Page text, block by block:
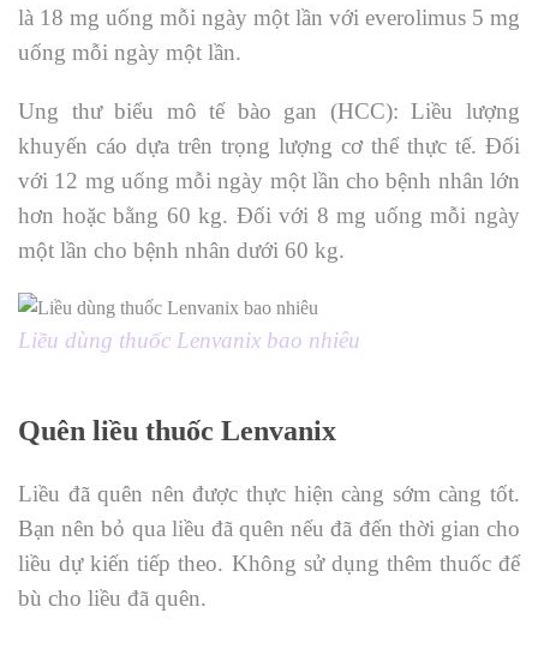
là 18 mg uống mỗi ngày một lần với everolimus 5 mg
uống mỗi ngày một lần.
Ung thư biểu mô tế bào gan (HCC): Liều lượng
khuyến cáo dựa trên trọng lượng cơ thể thực tế. Đối
với 12 mg uống mỗi ngày một lần cho bệnh nhân lớn
hơn hoặc bằng 60 kg. Đối với 8 mg uống mỗi ngày
một lần cho bệnh nhân dưới 60 kg.
Liều dùng thuốc Lenvanix bao nhiêu
Quên liều thuốc Lenvanix
Liều đã quên nên được thực hiện càng sớm càng tốt.
Bạn nên bỏ qua liều đã quên nếu đã đến thời gian cho
liều dự kiến ​​tiếp theo. Không sử dụng thêm thuốc để
bù cho liều đã quên.